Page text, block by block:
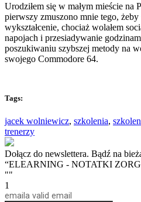
Urodziłem się w małym mieście na
pierwszy zmuszono mnie tego,
wykształcenie, chociaż wolałem
napojach i przesiadywanie
poszukiwaniu szybszej metody na
swojego Commodore 64.
Tags:
jacek wolniewicz, szkolenia,
trenerzy
Dołącz do newslettera. Bądź na
“ELEARNING - NOTATKI
""
1
email a valid email